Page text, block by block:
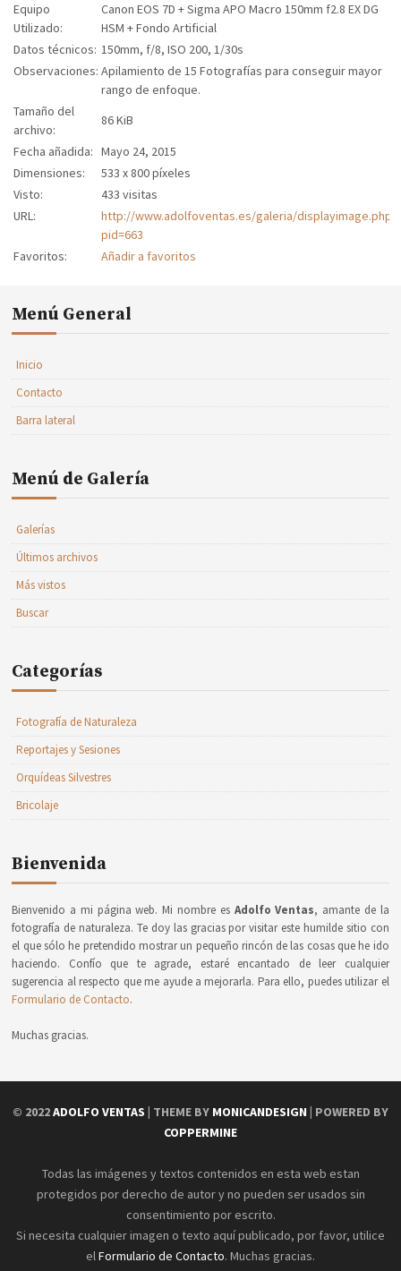
Equipo
Utilizado:
Canon EOS 7D + Sigma APO Macro 150mm f2.8 EX DG
HSM + Fondo Artificial
Datos técnicos: 150mm, f/8, ISO 200, 1/30s
Observaciones: Apilamiento de 15 Fotografías para conseguir mayor
rango de enfoque.
Tamaño del
archivo:
86 KiB
Fecha añadida: Mayo 24, 2015
Dimensiones:
533 x 800 píxeles
Visto:
433 visitas
URL:
http://www.adolfoventas.es/galeria/displayimage.php?
pid=663
Favoritos:
Añadir a favoritos
Menú General
Inicio
Contacto
Barra lateral
Menú de Galería
Galerías
Últimos archivos
Más vistos
Buscar
Categorías
Fotografía de Naturaleza
Reportajes y Sesiones
Orquídeas Silvestres
Bricolaje
Bienvenida
Bienvenido a mi página web. Mi nombre es Adolfo Ventas, amante de la
fotografía de naturaleza. Te doy las gracias por visitar este humilde sitio con
el que sólo he pretendido mostrar un pequeño rincón de las cosas que he ido
haciendo. Confío que te agrade, estaré encantado de leer cualquier
sugerencia al respecto que me ayude a mejorarla. Para ello, puedes utilizar el
Formulario de Contacto.
Muchas gracias.
© 2022ADOLFO VENTAS | THEME BY MONICANDESIGN | POWERED BY
COPPERMINE
Todas las imágenes y textos contenidos en esta web estan
protegidos por derecho de autor y no pueden ser usados sin
consentimiento por escrito.
Si necesita cualquier imagen o texto aquí publicado, por favor, utilice
elFormulario de Contacto. Muchas gracias.